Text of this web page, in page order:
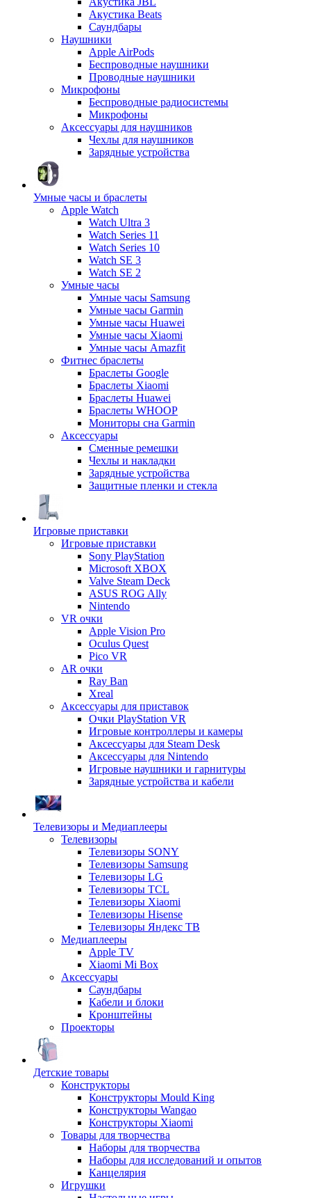
Акустика Beats
Саундбары
Наушники
Apple AirPods
Беспроводные наушники
Проводные наушники
Микрофоны
Беспроводные радиосистемы
Микрофоны
Аксессуары для наушников
Чехлы для наушников
Зарядные устройства
Умные часы и браслеты
Apple Watch
Watch Ultra 3
Watch Series 11
Watch Series 10
Watch SE 3
Watch SE 2
Умные часы
Умные часы Samsung
Умные часы Garmin
Умные часы Huawei
Умные часы Xiaomi
Умные часы Amazfit
Фитнес браслеты
Браслеты Google
Браслеты Xiaomi
Браслеты Huawei
Браслеты WHOOP
Мониторы сна Garmin
Аксессуары
Сменные ремешки
Чехлы и накладки
Зарядные устройства
Защитные пленки и стекла
Игровые приставки
Игровые приставки
Sony PlayStation
Microsoft XBOX
Valve Steam Deck
ASUS ROG Ally
Nintendo
VR очки
Apple Vision Pro
Oculus Quest
Pico VR
AR очки
Ray Ban
Xreal
Аксессуары для приставок
Очки PlayStation VR
Игровые контроллеры и камеры
Аксессуары для Steam Desk
Аксессуары для Nintendo
Игровые наушники и гарнитуры
Зарядные устройства и кабели
Телевизоры и Медиаплееры
Телевизоры
Телевизоры SONY
Телевизоры Samsung
Телевизоры LG
Телевизоры TCL
Телевизоры Xiaomi
Телевизоры Hisense
Телевизоры Яндекс ТВ
Медиаплееры
Apple TV
Xiaomi Mi Box
Аксессуары
Саундбары
Кабели и блоки
Кронштейны
Проекторы
Детские товары
Конструкторы
Конструкторы Mould King
Конструкторы Wangao
Конструкторы Xiaomi
Товары для творчества
Наборы для творчества
Наборы для исследований и опытов
Канцелярия
Игрушки